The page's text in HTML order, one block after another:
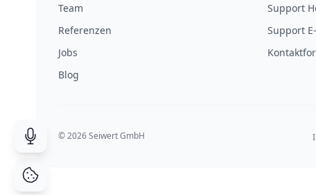
Team
Referenzen
Jobs
Blog
Support
Support
© 2026 Seiwert GmbH
Suche durch Spracheingabe